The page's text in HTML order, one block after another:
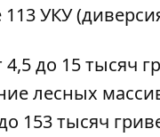
УКУ
до 15 тысяч
лесных
153 тысяч